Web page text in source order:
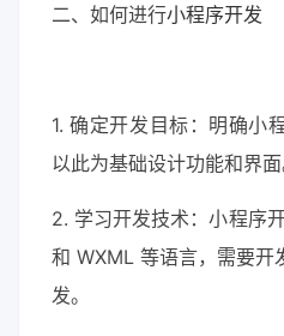
二、如何进行小程序开发
1. 确定开发目标：明确小
以此为基础设计功能和界面
2. 学习开发技术：小程序
和 WXML 等语言，需要开
发。